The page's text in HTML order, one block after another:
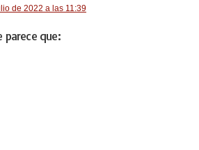
de 2022 a las 11:39
parece que: